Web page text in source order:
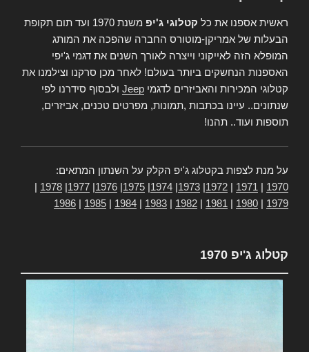
ראשית אספנו את כל קטלוגי ג'יפ
משנת 1970 ועד תום תקופת
הבעלות של אמריקן-מוטורס החברה שהפכה את המותג
המופלא הזה לאייקוני וייצרה לאורך השנים את דגמי ג'יפי
האספנות הנחשקים ביותר בעולם! לאחר מכן סרקנו וצילמנו את
קטלוגי המכירות והאביזרים לדגמי Jeep ולבסוף סידרנו לפי
שנתונים.. עיינו בכתבות ,תמונות, מפרטים טכנים, אביזרים,
תוספות ועוד.. תהנו!
על מנת לצפות בקטלוג ג'יפ הקלק על השנתון המתאים:
1970
1971
1972
1973
1974
1975
1976
1977
1978
1979
1980
1981
1982
1983
1984
1985
1986
קטלוג ג'יפ 1970